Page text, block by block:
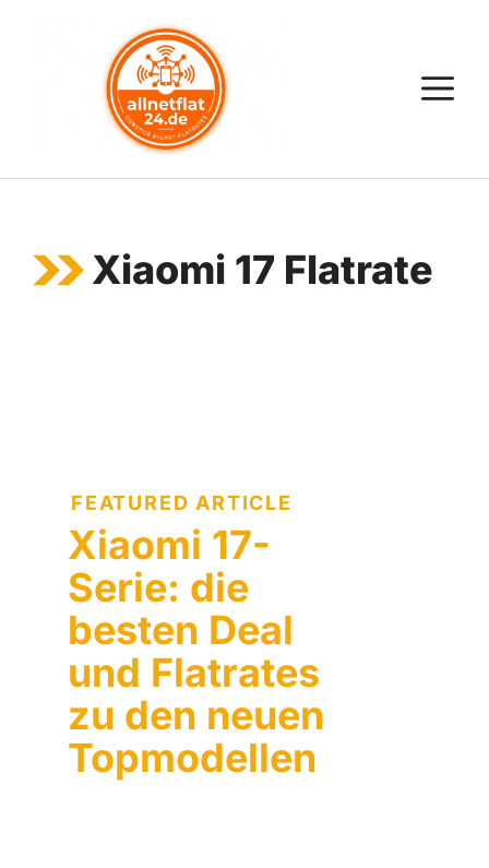
Xiaomi 17 Flatrate
FEATURED ARTICLE
Xiaomi 17-
Serie: die
besten Deal
und Flatrates
zu den neuen
Topmodellen